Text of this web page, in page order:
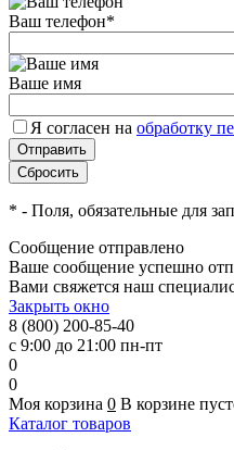
Ваш телефон*
Ваше имя
Я согласен на обработку
* - Поля, обязательные для
Сообщение отправлено
Ваше сообщение успешно
Вами свяжется наш
Закрыть окно
8 (800) 200-85-40
с 9:00 до 21:00 пн-пт
0
0
Моя корзина 0 В корзине
Каталог товаров